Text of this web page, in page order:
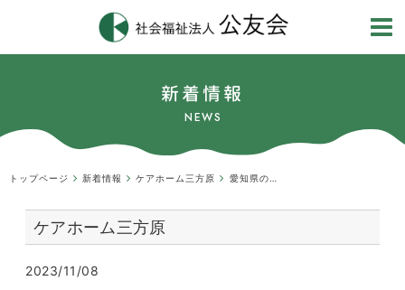
新着情報
NEWS
トップページ 新着情報 ケアホーム三方原
ケアホーム三方原
2023/11/08